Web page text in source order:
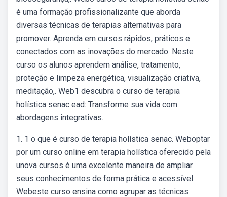
é uma formação profissionalizante que aborda
diversas técnicas de terapias alternativas para
promover. Aprenda em cursos rápidos, práticos e
conectados com as inovações do mercado. Neste
curso os alunos aprendem análise, tratamento,
proteção e limpeza energética, visualização criativa,
meditação,. Web1 descubra o curso de terapia
holística senac ead: Transforme sua vida com
abordagens integrativas.
1. 1 o que é curso de terapia holística senac. Weboptar
por um curso online em terapia holística oferecido pela
unova cursos é uma excelente maneira de ampliar
seus conhecimentos de forma prática e acessível.
Webeste curso ensina como agrupar as técnicas